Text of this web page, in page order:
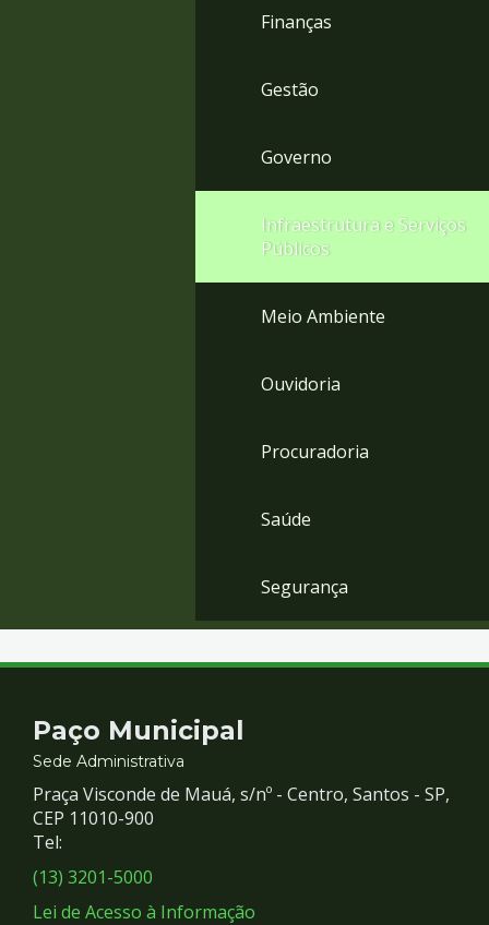
Finanças
Gestão
Governo
Infraestrutura e Serviços
Públicos
Meio Ambiente
Ouvidoria
Procuradoria
Saúde
Segurança
Contato
e
Redes
Sociais
Paço Municipal
Sede Administrativa
Praça Visconde de Mauá, s/nº - Centro, Santos - SP,
CEP 11010-900
Tel:
(13) 3201-5000
Lei de Acesso à Informação